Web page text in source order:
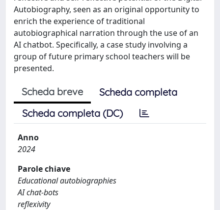
Autobiography, seen as an original opportunity to
enrich the experience of traditional
autobiographical narration through the use of an
AI chatbot. Specifically, a case study involving a
group of future primary school teachers will be
presented.
Scheda breve
Scheda completa
Scheda completa (DC)
Anno
2024
Parole chiave
Educational autobiographies
AI chat-bots
reflexivity